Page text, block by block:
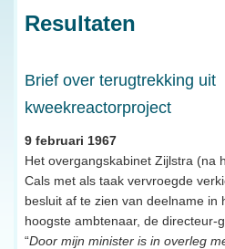
Resultaten
Brief over terugtrekking uit
kweekreactorproject
9 februari 1967
Het overgangskabinet Zijlstra (na
Cals met als taak vervroegde
besluit af te zien van deelname in
hoogste ambtenaar, de directeur-
“Door mijn minister is in overleg